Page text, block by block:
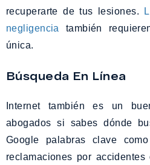
recuperarte de tus lesiones.
negligencia
también
única.
Búsqueda En Línea
Internet también es un
abogados si sabes dónde
Google palabras clave
reclamaciones por